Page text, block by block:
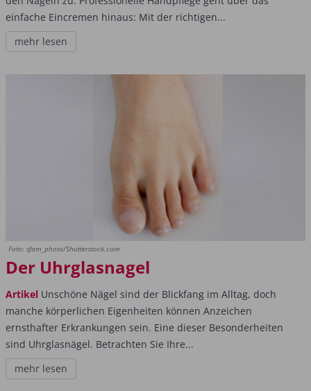
einfache Eincremen hinaus: Mit der richtigen...
mehr lesen
Foto: sfam_photo/Shutterstock.com
Der Uhrglasnagel
Artikel Unschöne Nägel sind der Blickfang im Alltag, doch
manche körperlichen Eigenheiten können Anzeichen
ernsthafter Erkrankungen sein. Eine dieser Besonderheiten
sind Uhrglasnägel. Betrachten Sie Ihre...
mehr lesen